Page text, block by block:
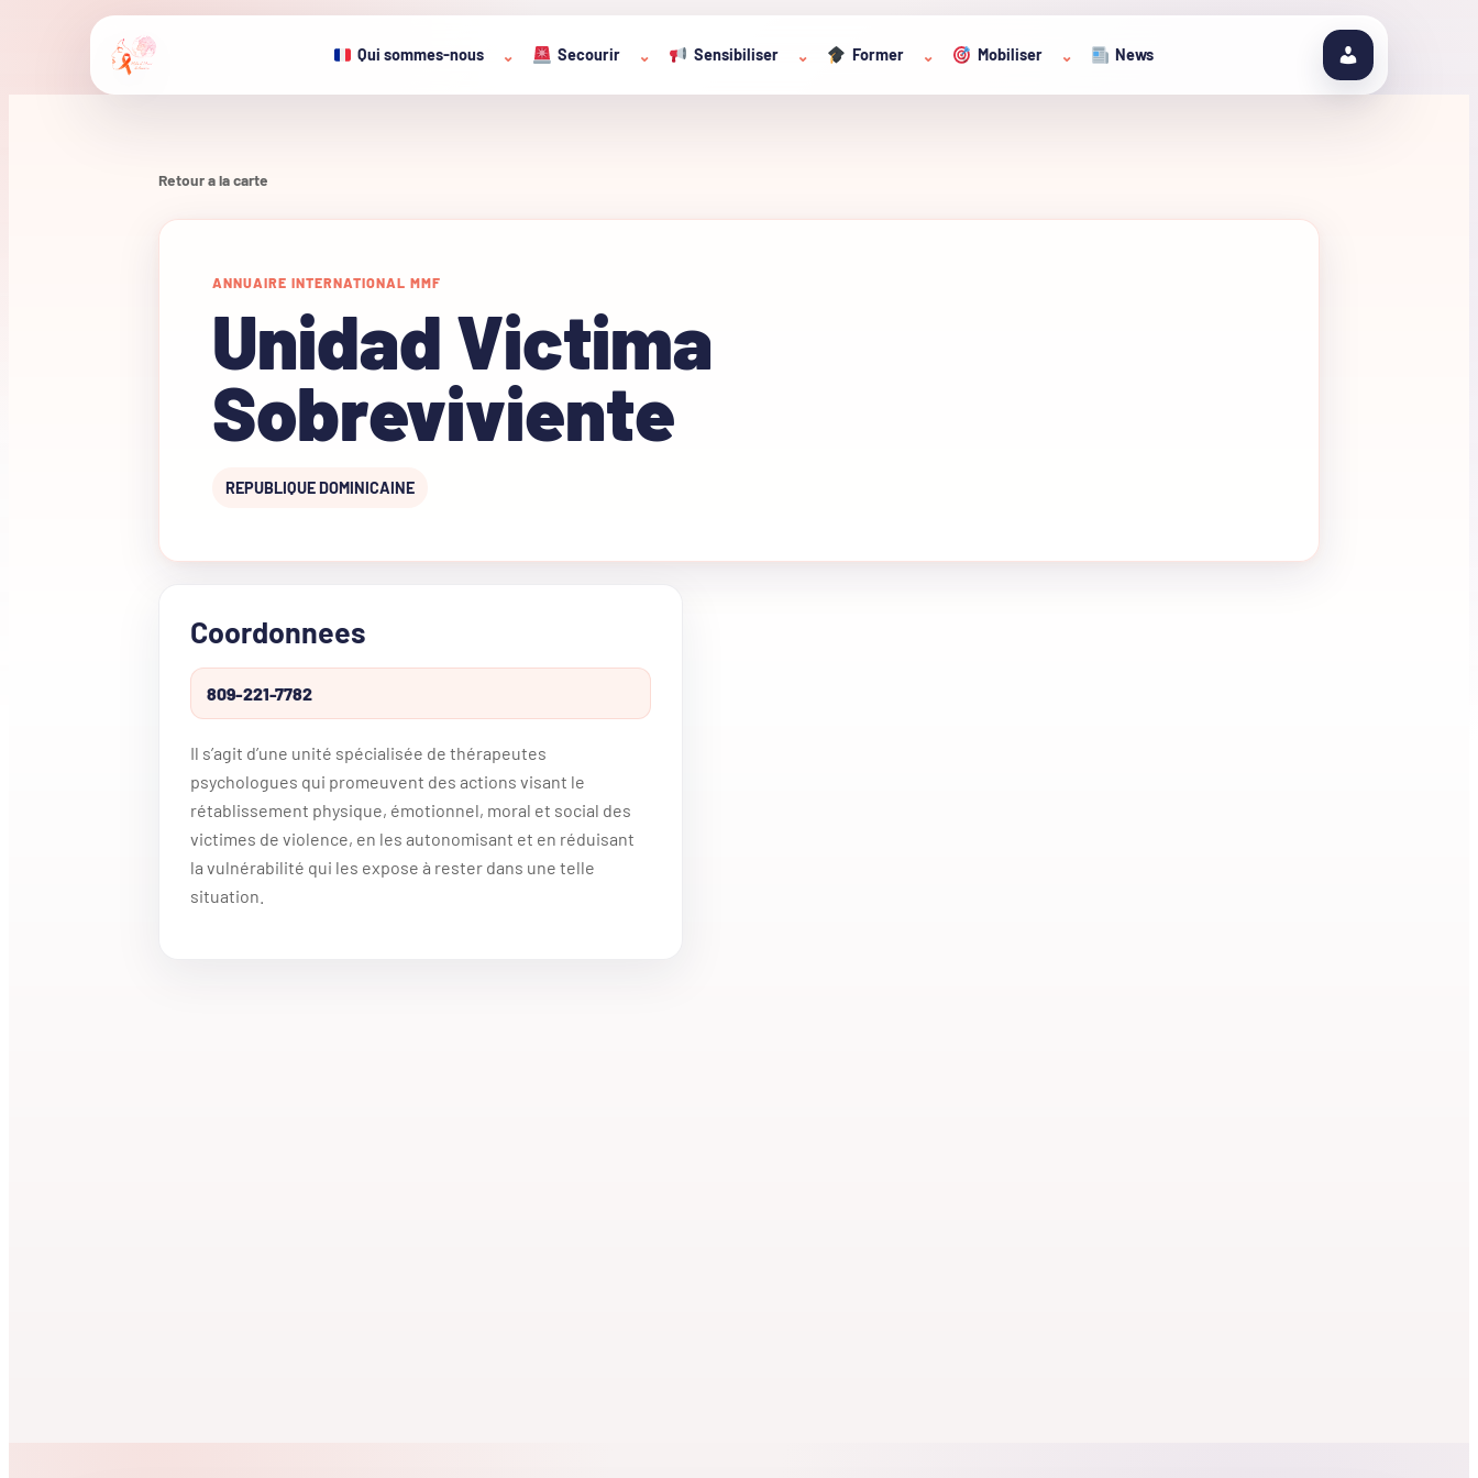
Qui sommes-nous ⌄ Secourir ⌄ Sensibiliser ⌄ Former ⌄ Mobiliser ⌄ News
Retour a la carte
ANNUAIRE INTERNATIONAL MMF
Unidad Victima
Sobreviviente
REPUBLIQUE DOMINICAINE
Coordonnees
809-221-7782
Il s’agit d’une unité spécialisée de thérapeutes
psychologues qui promeuvent des actions visant le
rétablissement physique, émotionnel, moral et social des
victimes de violence, en les autonomisant et en réduisant
la vulnérabilité qui les expose à rester dans une telle
situation.